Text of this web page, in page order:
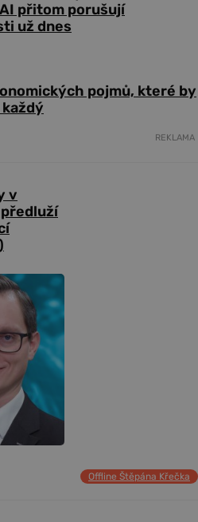
přitom porušují
už dnes
pojmů, které by
REKLAMA
v
Offline Štěpána Křečka